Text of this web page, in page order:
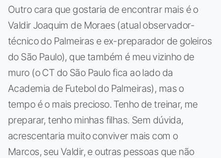
Outro cara que gostaria de encontrar mais é o
Valdir Joaquim de Moraes (atual observador-
técnico do Palmeiras e ex-preparador de goleiros
do São Paulo), que também é meu vizinho de
muro (o CT do São Paulo fica ao lado da
Academia de Futebol do Palmeiras), mas o
tempo é o mais precioso. Tenho de treinar, me
preparar, tenho minhas filhas. Sem dúvida,
acrescentaria muito conviver mais com o
Marcos, seu Valdir, e outras pessoas que não